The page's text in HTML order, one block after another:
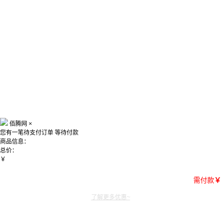
佰腾网 ×
您有一笔待支付订单 等待付款
商品信息：
总价：
￥
需付款￥
了解更多优惠~